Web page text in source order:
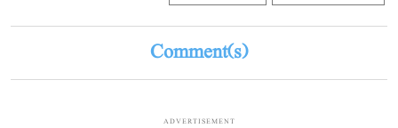
Comment(s)
ADVERTISEMENT